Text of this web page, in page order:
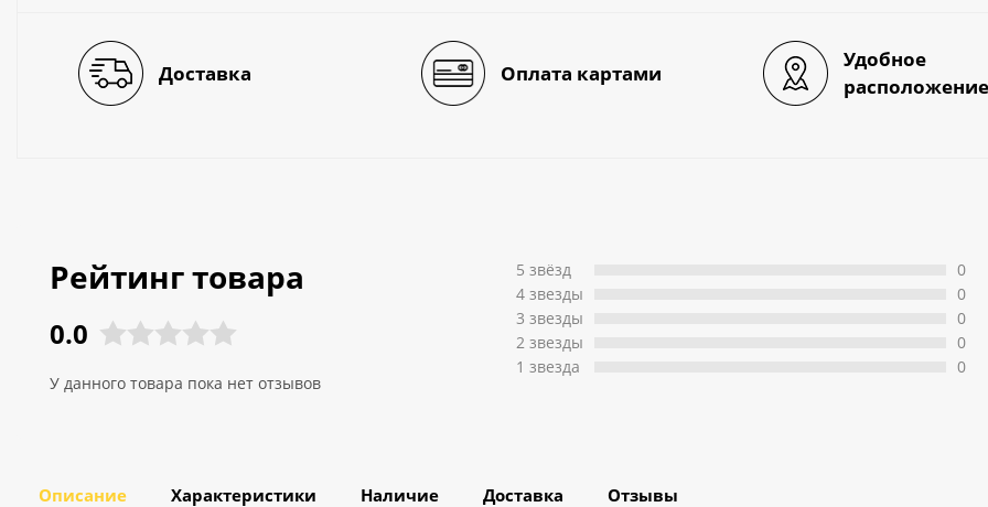
Доставка Оплата картами
Удобное
расположение
Рейтинг товара
0.0
У данного товара пока нет отзывов
5 звёзд
4 звeзды
3 звeзды
2 звeзды
1 звeзда
0
0
0
0
0
Описание Характеристики Наличие Доставка Отзывы